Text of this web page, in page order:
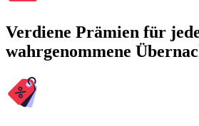
Verdiene Prämien für
wahrgenommene